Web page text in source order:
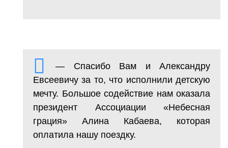
— Спасибо Вам и Александру
Евсеевичу за то, что исполнили детскую
мечту. Большое содействие нам оказала
президент Ассоциации «Небесная
грация» Алина Кабаева, которая
оплатила нашу поездку.